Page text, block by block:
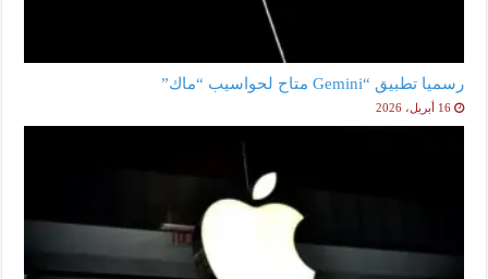
رسميا تطبيق “Gemini متاح لحواسيب “ماك”
16 أبريل، 2026